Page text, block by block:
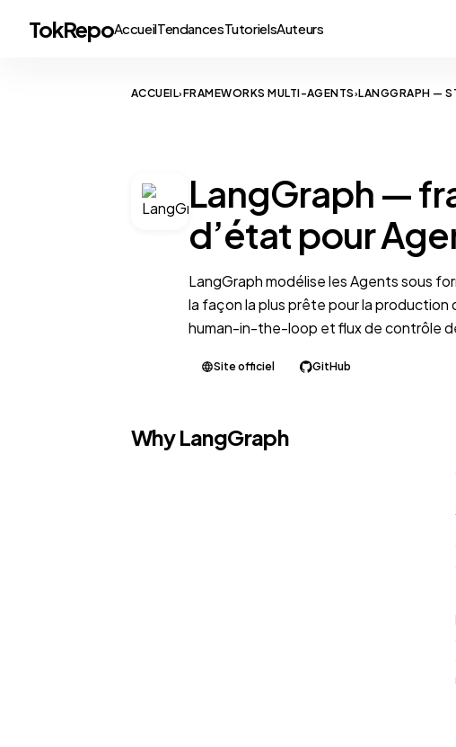
TokRepoAccueilTendancesTutorielsAuteurs
ACCUEIL›FRAMEWORKS MULTI-AGENTS›LANGGRAPH —
LangGraph —
d’état pour
LangGraph modélise les Agents sous
la façon la plus prête pour la
human-in-the-loop et flux de contrôle
Site officiel GitHub
Why LangGraph